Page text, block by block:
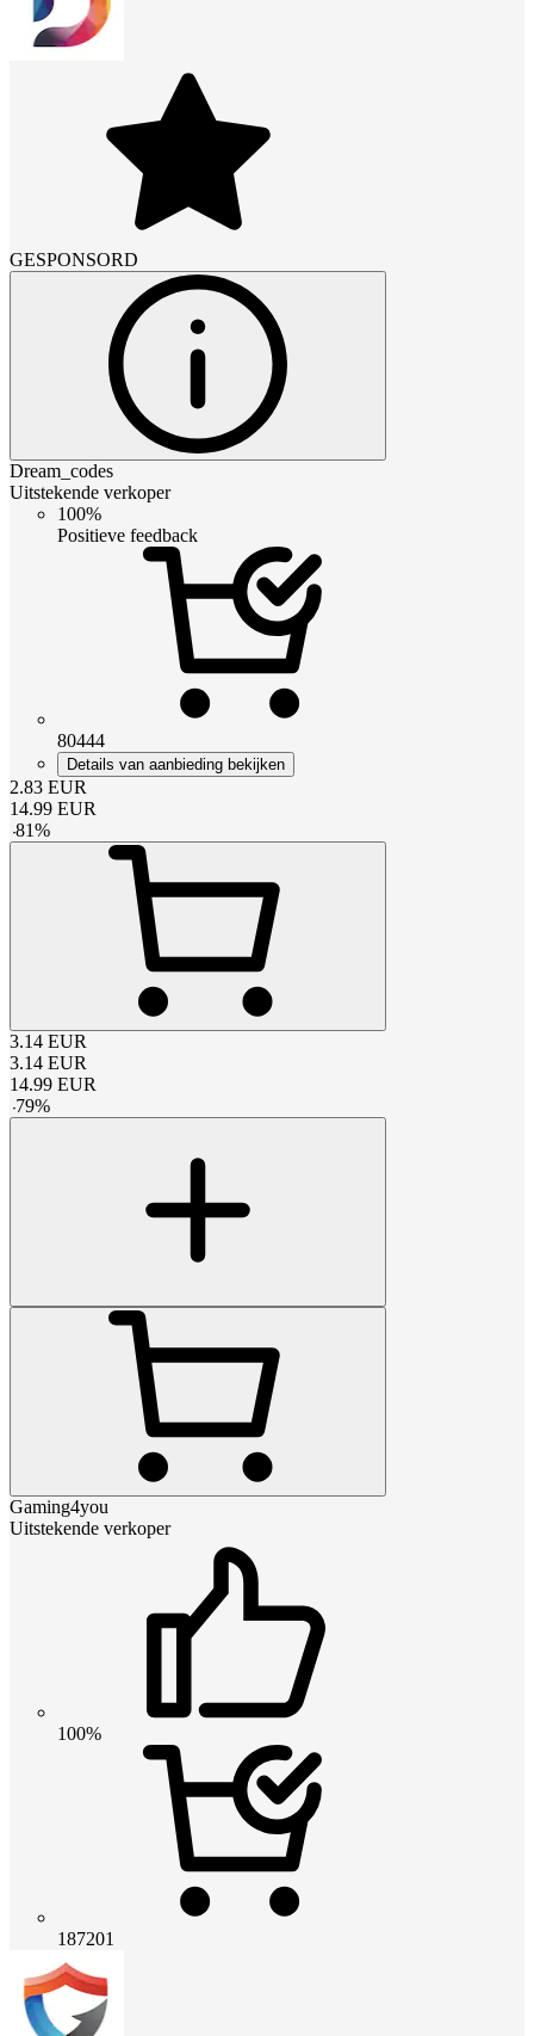
GESPONSORD
Dream_codes
Uitstekende verkoper
100%
Positieve feedback
80444
Details van aanbieding bekijken
2.83 EUR
14.99 EUR
-81%
3.14 EUR
3.14 EUR
14.99 EUR
-79%
Gaming4you
Uitstekende verkoper
100%
187201